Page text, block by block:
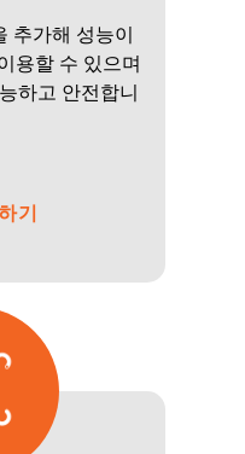
기
추가해 성능이
용할 수 있으며
하고 안전합니